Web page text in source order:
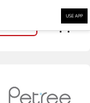
USE APP